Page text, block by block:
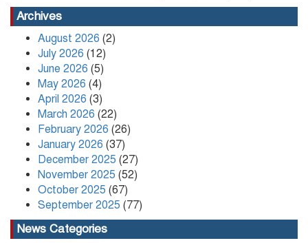
Kafi Sued Over Alleged Land
Grabbing and Extortion
কলাপাড়ায় ৪০ পিস ইয়াবা সহ এক যুবক
গ্রেপ্তার
Archives
August 2026 (2)
July 2026 (12)
June 2026 (5)
May 2026 (4)
April 2026 (3)
March 2026 (22)
February 2026 (26)
January 2026 (37)
December 2025 (27)
November 2025 (52)
October 2025 (67)
September 2025 (77)
News Categories